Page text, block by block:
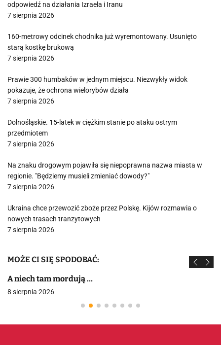
odpowiedź na działania Izraela i Iranu
7 sierpnia 2026
160-metrowy odcinek chodnika już wyremontowany. Usunięto
starą kostkę brukową
7 sierpnia 2026
Prawie 300 humbaków w jednym miejscu. Niezwykły widok
pokazuje, że ochrona wielorybów działa
7 sierpnia 2026
Dolnośląskie. 15-latek w ciężkim stanie po ataku ostrym
przedmiotem
7 sierpnia 2026
Na znaku drogowym pojawiła się niepoprawna nazwa miasta w
regionie. "Będziemy musieli zmieniać dowody?"
7 sierpnia 2026
Ukraina chce przewozić zboże przez Polskę. Kijów rozmawia o
nowych trasach tranzytowych
7 sierpnia 2026
MOŻE CI SIĘ SPODOBAĆ:
A niech tam mordują …
8 sierpnia 2026